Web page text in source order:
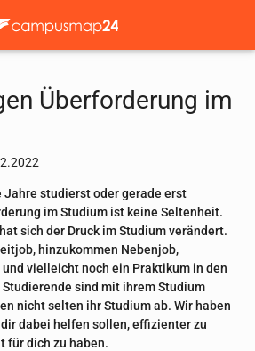
Überforderung im
Jahre studierst oder gerade erst
im Studium ist keine Seltenheit.
sich der Druck im Studium verändert.
hinzukommen Nebenjob,
vielleicht noch ein Praktikum in den
sind mit ihrem Studium
nicht selten ihr Studium ab. Wir haben
dabei helfen sollen, effizienter zu
für dich zu haben.